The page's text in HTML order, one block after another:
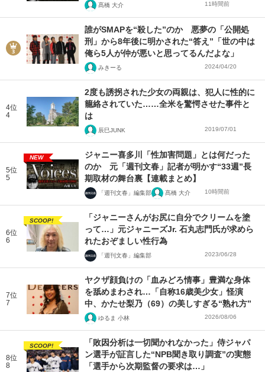
髙橋 大介 11時間前
誰がSMAPを“殺した”のか 悪夢の「公開処
刑」から8年後に明かされた“答え”「世の中は
俺ら5人が仲が悪いと思ってるんだよな」
みきーる 2024/04/20
4位
4
2度も誘拐された少女の両親は、犯人に性的に
籠絡されていた……全米を驚愕させた事件と
は
辰巳JUNK 2019/07/01
5位
5
NEW
ジャニー喜多川「性加害問題」とは何だった
のか 元「週刊文春」記者が明かす“33週”長
期取材の舞台裏【連載まとめ】
「週刊文春」編集部 髙橋 大介 10時間前
6位
6
SCOOP!
「ジャニーさんがお尻に自分でクリームを塗
って…」元ジャニーズJr. 石丸志門氏が求めら
れたおぞましい性行為
「週刊文春」編集部 2023/06/28
7位
7
ヤクザ顔負けの「血みどろ情事」豊満な身体
を舐めまわされ…「自称16歳美少女」怪演
中、かたせ梨乃（69）の美しすぎる“熟れ方”
ゆるま 小林 2026/08/06
8位
8
SCOOP!
「敗因分析は一切聞かれなかった」侍ジャパ
ン選手が証言した“NPB聞き取り調査”の実態
「選手から次期監督の要求は…」